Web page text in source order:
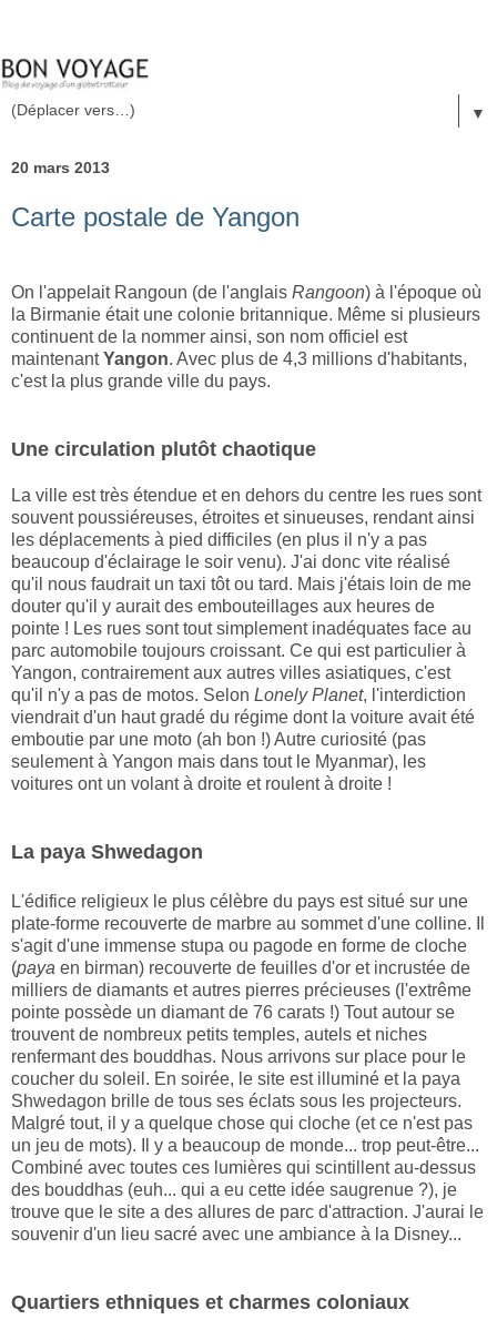
▼
20 mars 2013
Carte postale de Yangon
On l'appelait Rangoun (de l'anglais Rangoon) à l'époque où
la Birmanie était une colonie britannique. Même si plusieurs
continuent de la nommer ainsi, son nom officiel est
maintenantYangon. Avec plus de 4,3 millions d'habitants,
c'est la plus grande ville du pays.
Une circulation plutôt chaotique
La ville est très étendue et en dehors du centre les rues sont
souvent poussiéreuses, étroites et sinueuses, rendant ainsi
les déplacements à pied difficiles (en plus il n'y a pas
beaucoup d'éclairage le soir venu). J'ai donc vite réalisé
qu'il nous faudrait un taxi tôt ou tard. Mais j'étais loin de me
douter qu'il y aurait des embouteillages aux heures de
pointe ! Les rues sont tout simplement inadéquates face au
parc automobile toujours croissant. Ce qui est particulier à
Yangon, contrairement aux autres villes asiatiques, c'est
qu'il n'y a pas de motos. Selon Lonely Planet, l'interdiction
viendrait d'un haut gradé du régime dont la voiture avait été
emboutie par une moto (ah bon !) Autre curiosité (pas
seulement à Yangon mais dans tout le Myanmar), les
voitures ont un volant à droite et roulent à droite !
La paya Shwedagon
L'édifice religieux le plus célèbre du pays est situé sur une
plate-forme recouverte de marbre au sommet d'une colline. Il
s'agit d'une immense stupa ou pagode en forme de cloche
(paya en birman) recouverte de feuilles d'or et incrustée de
milliers de diamants et autres pierres précieuses (l'extrême
pointe possède un diamant de 76 carats !) Tout autour se
trouvent de nombreux petits temples, autels et niches
renfermant des bouddhas. Nous arrivons sur place pour le
coucher du soleil. En soirée, le site est illuminé et la paya
Shwedagon brille de tous ses éclats sous les projecteurs.
Malgré tout, il y a quelque chose qui cloche (et ce n'est pas
un jeu de mots). Il y a beaucoup de monde... trop peut-être...
Combiné avec toutes ces lumières qui scintillent au-dessus
des bouddhas (euh... qui a eu cette idée saugrenue ?), je
trouve que le site a des allures de parc d'attraction. J'aurai le
souvenir d'un lieu sacré avec une ambiance à la Disney...
Quartiers ethniques et charmes coloniaux